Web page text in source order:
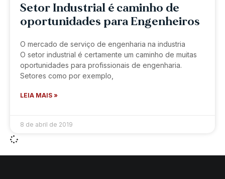
Setor Industrial é caminho de
oportunidades para Engenheiros
O mercado de serviço de engenharia na industria
O setor industrial é certamente um caminho de muitas
oportunidades para profissionais de engenharia.
Setores como por exemplo,
LEIA MAIS »
8 de abril de 2019